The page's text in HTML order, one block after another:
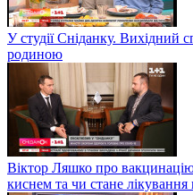
У студії Сніданку. Вихідний
родиною
Віктор Ляшко про
киснем та чи стане лікування